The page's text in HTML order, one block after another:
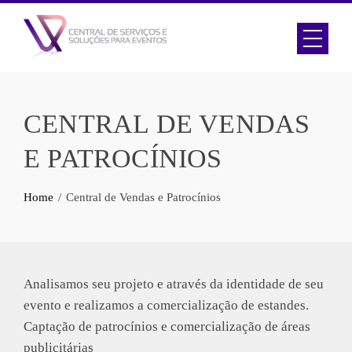
content
CENTRAL DE VENDAS
E PATROCÍNIOS
Home Central de Vendas e Patrocínios
Analisamos seu projeto e através da identidade de seu
evento e realizamos a comercialização de estandes.
Captação de patrocínios e comercialização de áreas
publicitárias